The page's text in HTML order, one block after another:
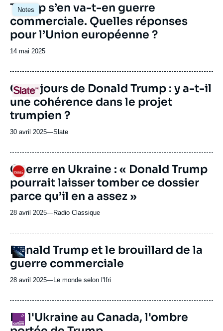
ou
émission
Notes
Image
principale
Trump s’en va-t-en guerre
commerciale. Quelles réponses
pour l’Union européenne ?
Date
publication
14 mai 2025
Logo
URL
de
Spotify
Cent jours de Donald Trump : y a-t-il
une cohérence dans le projet
trumpien ?
30 avril 2025—Nom
journal,
ou
émission
Slate
Logo
URL
de
Spotify
Guerre en Ukraine : « Donald Trump
pourrait laisser tomber ce dossier
parce qu’il en a assez »
28 avril 2025—Nom
journal,
ou
émission
Radio Classique
Logo
URL
de
Spotify
Donald Trump et le brouillard de la
guerre commerciale
28 avril 2025—Nom
journal,
ou
Le monde selon l'Ifri
Logo
De l'Ukraine au Canada, l'ombre